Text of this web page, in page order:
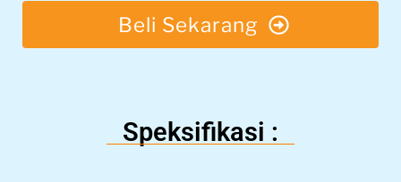
Beli Sekarang
Speksifikasi :